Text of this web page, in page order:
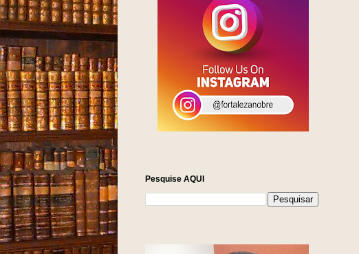
Pesquise AQUI